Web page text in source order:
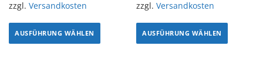
zzgl. Versandkosten
AUSFÜHRUNG WÄHLEN
zzgl.Versandkosten
AUSFÜHRUNG WÄHLEN